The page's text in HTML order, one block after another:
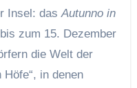
Insel: dasAutunno in
zum 15. Dezember
die Welt der
Höfe“, in denen